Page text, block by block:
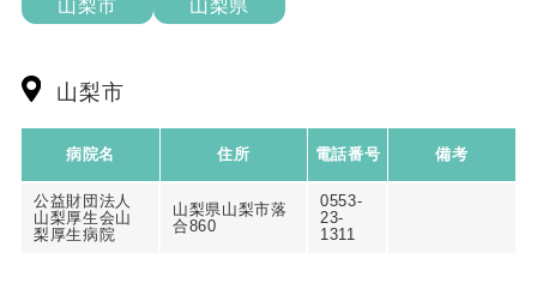
山梨市 山梨県
山梨市
病院名 住所 電話番号 備考
公益財団法人
山梨厚生会山
梨厚生病院
山梨県山梨市落
合860
0553-
23-
1311